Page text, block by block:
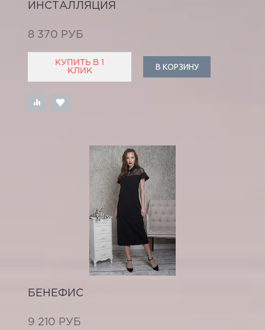
ИНСТАЛЛЯЦИЯ
8 370 РУБ
КУПИТЬ В 1
КЛИК
В КОРЗИНУ
БЕНЕФИС
9 210 РУБ